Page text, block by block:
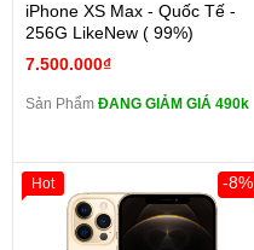
iPhone XS Max - Quốc Tế -
256G LikeNew ( 99%)
7.500.000₫
Sản Phẩm ĐANG GIẢM GIÁ 490k
-8%
Hot